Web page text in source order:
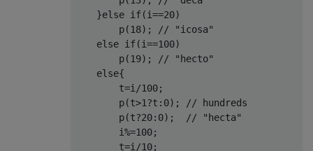
    }else if(i==20)
        p(18); // "icosa"
    else if(i==100)
        p(19); // "hecto"
    else{
        t=i/100;
        p(t>1?t:0); // hundreds
        p(t?20:0);  // "hecta"
        i%=100;
        t=i/10;